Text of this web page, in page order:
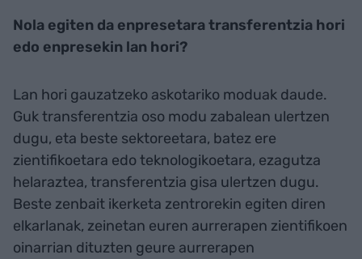
Nola egiten da enpresetara transferentzia hori
edo enpresekin lan hori?
Lan hori gauzatzeko askotariko moduak daude.
Guk transferentzia oso modu zabalean ulertzen
dugu, eta beste sektoreetara, batez ere
zientifikoetara edo teknologikoetara, ezagutza
helaraztea, transferentzia gisa ulertzen dugu.
Beste zenbait ikerketa zentrorekin egiten diren
elkarlanak, zeinetan euren aurrerapen zientifikoen
oinarrian dituzten geure aurrerapen